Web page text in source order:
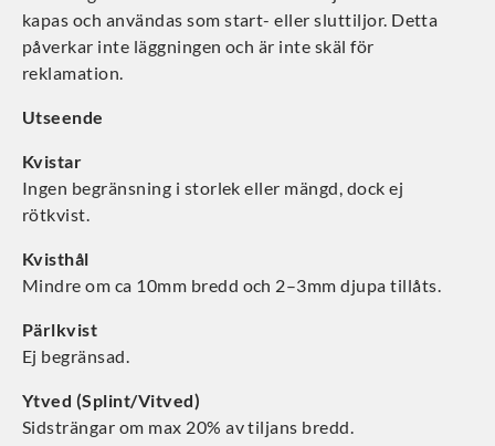
kapas och användas som start- eller sluttiljor. Detta
påverkar inte läggningen och är inte skäl för
reklamation.
Utseende
Kvistar
Ingen begränsning i storlek eller mängd, dock ej
rötkvist.
Kvisthål
Mindre om ca 10mm bredd och 2–3mm djupa tillåts.
Pärlkvist
Ej begränsad.
Ytved (Splint/Vitved)
Sidsträngar om max 20% av tiljans bredd.